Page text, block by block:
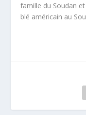
famille du Soudan
blé américain au